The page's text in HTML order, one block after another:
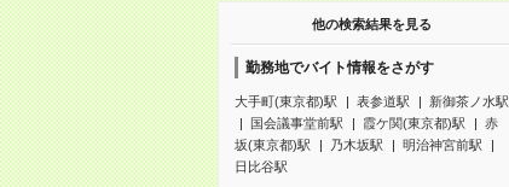
他の検索結果を見る
勤務地でバイト情報をさがす
大手町(東京都)駅 表参道駅
新御茶ノ水駅
国会議事堂前駅
霞ケ関(東京都)駅
赤
坂(東京都)駅
乃木坂駅
明治神宮前駅
日比谷駅